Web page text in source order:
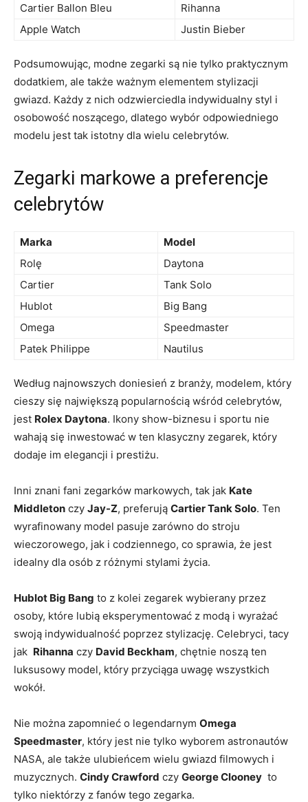
Cartier Ballon Bleu
Rihanna
Apple Watch
Justin Bieber
Podsumowując, modne zegarki ⁤są ⁣nie tylko praktycznym
dodatkiem, ale także ważnym elementem stylizacji
gwiazd. Każdy⁣ z nich odzwierciedla indywidualny ⁣styl i
osobowość⁣ noszącego, ‍dlatego wybór odpowiedniego
modelu jest tak istotny dla⁢ wielu celebrytów.
Zegarki⁤ markowe a ‍preferencje
‍celebrytów
Marka
Model
Rolę
Daytona
Cartier
Tank Solo
Hublot
Big Bang
Omega
Speedmaster
Patek Philippe
Nautilus
Według najnowszych doniesień z branży, modelem, który
‌cieszy się największą ⁤popularnością wśród celebrytów,
jest Rolex Daytona. Ikony​ show-biznesu⁣ i ⁤sportu nie⁤
wahają się ‍inwestować w ten‍ klasyczny‍ zegarek, który
dodaje ‌im ⁣elegancji i prestiżu.
Inni​ znani fani zegarków markowych, tak jak Kate‌
Middleton czy Jay-Z, preferują Cartier Tank Solo. Ten
wyrafinowany​ model pasuje ⁤zarówno do ​stroju
wieczorowego, ⁣jak i codziennego, co sprawia, że jest
idealny dla osób z różnymi stylami życia.
Hublot ⁣Big Bang to z kolei zegarek ​wybierany przez
osoby,⁣ które lubią eksperymentować z modą i wyrażać
swoją ​indywidualność poprzez stylizację. Celebryci, tacy
jak ⁢ Rihanna czy David Beckham, chętnie noszą ten
luksusowy model, ‍który przyciąga ‍uwagę wszystkich
wokół.
Nie można zapomnieć o legendarnym Omega
Speedmaster, który jest nie ‌tylko wyborem‍ astronautów​
NASA,⁤ ale​ także ulubieńcem wielu gwiazd filmowych i
muzycznych. Cindy Crawford czy George Clooney ‌ to
tylko niektórzy z fanów tego zegarka.